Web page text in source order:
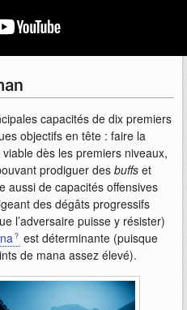
capacités de dix premiers
objectifs en tête : faire la
dès les premiers niveaux,
prodiguer des buffs et
aussi de capacités offensives
des dégâts progressifs
l’adversaire puisse y résister)
est déterminante (puisque
de mana assez élevé).